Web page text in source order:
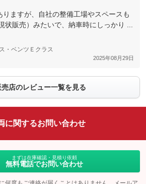
ますが、自社の整備工場やスペースも
状販売）みたいで、納車時にしっかり ...
・ベンツＥクラス
2025年08月29日
売店のレビュー一覧を見る
に関するお問い合わせ
まずは在庫確認・見積り依頼
無料電話でお問い合わせ